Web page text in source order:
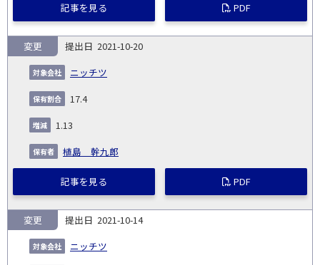
記事を見る PDF
2021-10-20
ニッチツ
変更
17.4
1.13
植島 幹九郎
記事を見る PDF
2021-10-14
ニッチツ
変更